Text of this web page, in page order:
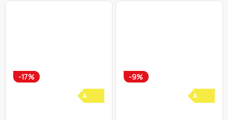
-17%
A
-9%
A